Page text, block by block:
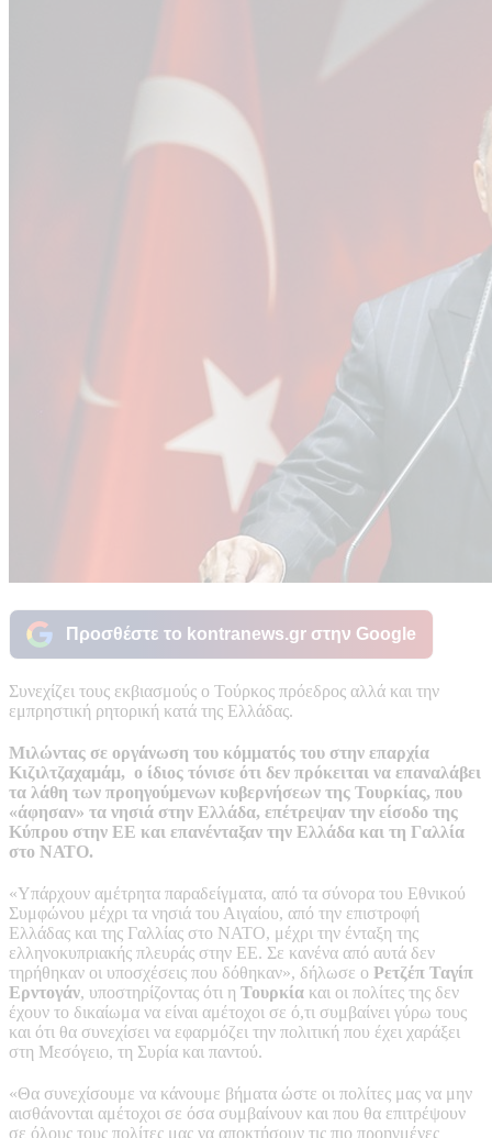
Προσθέστε το kontranews.gr στην Google
Συνεχίζει τους εκβιασμούς ο Τούρκος πρόεδρος αλλά και την
εμπρηστική ρητορική κατά της Ελλάδας.
Μιλώντας σε οργάνωση του κόμματός του στην επαρχία
Κιζιλτζαχαμάμ, ο ίδιος τόνισε ότι δεν πρόκειται να επαναλάβει
τα λάθη των προηγούμενων κυβερνήσεων της Τουρκίας, που
«άφησαν» τα νησιά στην Ελλάδα, επέτρεψαν την είσοδο της
Κύπρου στην ΕΕ και επανένταξαν την Ελλάδα και τη Γαλλία
στο ΝΑΤΟ.
«Υπάρχουν αμέτρητα παραδείγματα, από τα σύνορα του Εθνικού
Συμφώνου μέχρι τα νησιά του Αιγαίου, από την επιστροφή
Ελλάδας και της Γαλλίας στο ΝΑΤΟ, μέχρι την ένταξη της
ελληνοκυπριακής πλευράς στην ΕΕ. Σε κανένα από αυτά δεν
τηρήθηκαν οι υποσχέσεις που δόθηκαν», δήλωσε ο Ρετζέπ Ταγίπ
Ερντογάν, υποστηρίζοντας ότι η Τουρκία και οι πολίτες της δεν
έχουν το δικαίωμα να είναι αμέτοχοι σε ό,τι συμβαίνει γύρω τους
και ότι θα συνεχίσει να εφαρμόζει την πολιτική που έχει χαράξει
στη Μεσόγειο, τη Συρία και παντού.
«Θα συνεχίσουμε να κάνουμε βήματα ώστε οι πολίτες μας να μην
αισθάνονται αμέτοχοι σε όσα συμβαίνουν και που θα επιτρέψουν
σε όλους τους πολίτες μας να αποκτήσουν τις πιο προηγμένες